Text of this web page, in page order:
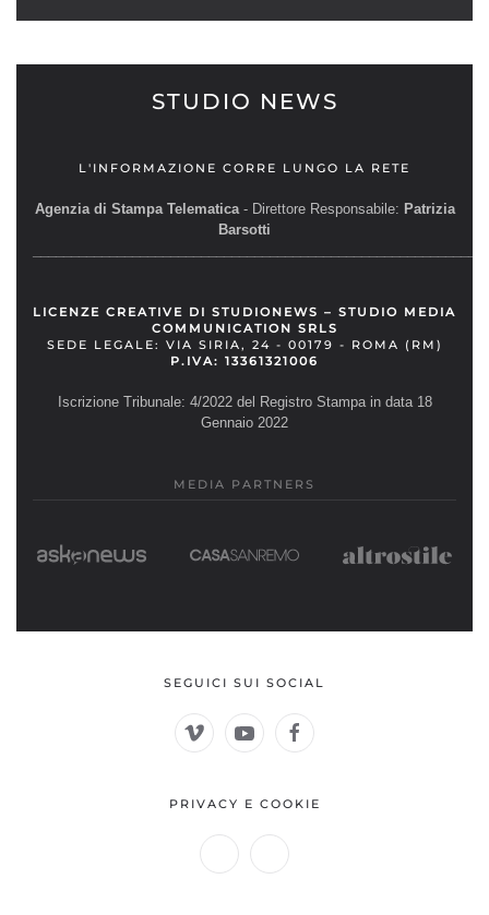
STUDIO NEWS
L'INFORMAZIONE CORRE LUNGO LA RETE
Agenzia di Stampa Telematica- Direttore Responsabile: Patrizia
Barsotti
LICENZE CREATIVE DI STUDIONEWS – STUDIO MEDIA
COMMUNICATION SRLS
SEDE LEGALE: VIA SIRIA, 24 - 00179 - ROMA (RM)
P.IVA: 13361321006
Iscrizione Tribunale: 4/2022 del Registro Stampa in data 18
Gennaio 2022
MEDIA PARTNERS
SEGUICI SUI SOCIAL
PRIVACY E COOKIE